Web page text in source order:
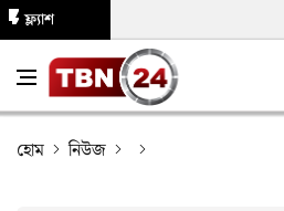
ফ্ল্যাশ
হোম নিউজ